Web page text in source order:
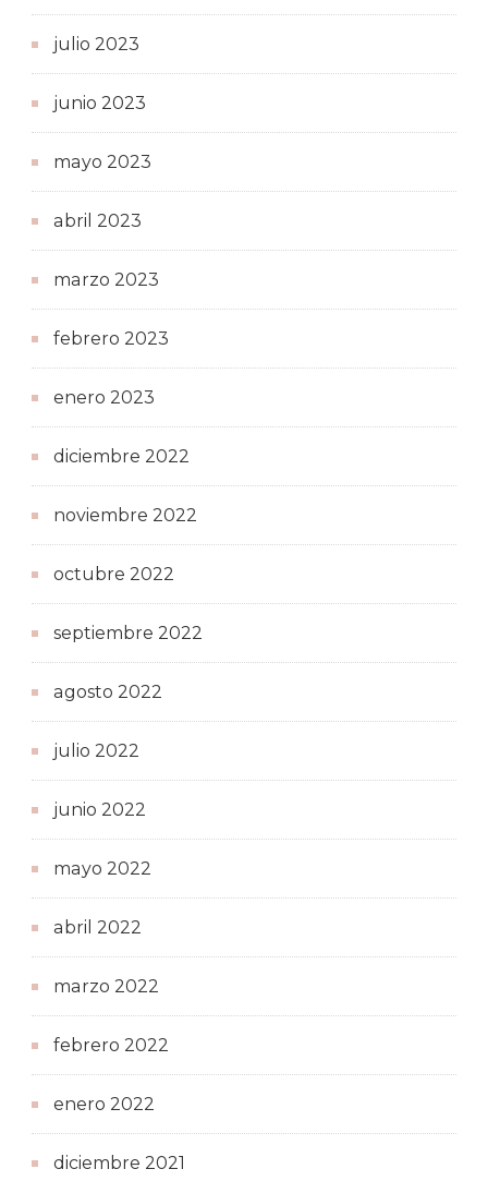
julio 2023
junio 2023
mayo 2023
abril 2023
marzo 2023
febrero 2023
enero 2023
diciembre 2022
noviembre 2022
octubre 2022
septiembre 2022
agosto 2022
julio 2022
junio 2022
mayo 2022
abril 2022
marzo 2022
febrero 2022
enero 2022
diciembre 2021